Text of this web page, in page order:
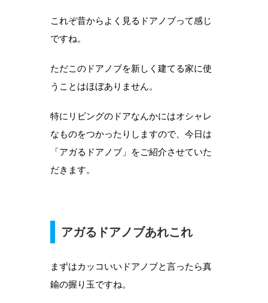
これぞ昔からよく見るドアノブって感じ
ですね。
ただこのドアノブを新しく建てる家に使
うことはほぼありません。
特にリビングのドアなんかにはオシャレ
なものをつかったりしますので、今日は
「アガるドアノブ」をご紹介させていた
だきます。
アガるドアノブあれこれ
まずはカッコいいドアノブと言ったら真
鍮の握り玉ですね。